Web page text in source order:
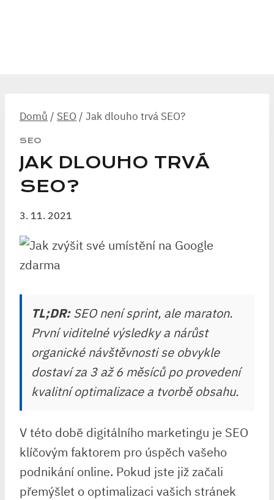
Domů / SEO / Jak dlouho trvá SEO?
SEO
JAK DLOUHO TRVÁ
SEO?
3. 11. 2021
TL;DR:SEO není sprint, ale maraton.
První viditelné výsledky a nárůst
organické návštěvnosti se obvykle
dostaví za 3 až 6 měsíců po provedení
kvalitní optimalizace a tvorbě obsahu.
V této době digitálního marketingu je SEO
klíčovým faktorem pro úspěch vašeho
podnikání online. Pokud jste již začali
přemýšlet o optimalizaci vašich stránek